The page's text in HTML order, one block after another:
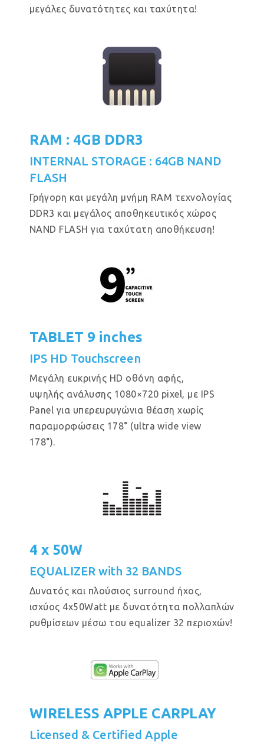
μεγάλες δυνατότητες και ταχύτητα!
RAM : 4GB DDR3
INTERNAL STORAGE : 64GB NAND
FLASH
Γρήγορη και μεγάλη μνήμη RAM τεχνολογίας
DDR3 και μεγάλος αποθηκευτικός χώρος
NAND FLASH για ταχύτατη αποθήκευση!
TABLET 9 inches
IPS HD Touchscreen
Μεγάλη ευκρινής HD οθόνη αφής,
υψηλής ανάλυσης 1080×720 pixel, με IPS
Panel για υπερευρυγώνια θέαση χωρίς
παραμορφώσεις 178° (ultra wide view
178°).
4 x 50W
EQUALIZER with 32 BANDS
Δυνατός και πλούσιος surround ήχος,
ισχύος 4x50Watt με δυνατότητα πολλαπλών
ρυθμίσεων μέσω του equalizer 32 περιοχών!
WIRELESS APPLE CARPLAY
Licensed & Certified Apple